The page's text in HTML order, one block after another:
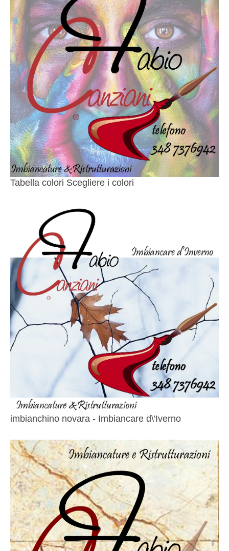
Tabella colori Scegliere i colori
imbianchino novara - Imbiancare d\'Iverno